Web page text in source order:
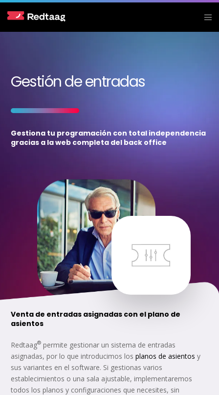
Gestión de entradas
Gestiona tu programación con total independencia
gracias a la web completa del back office
Venta de entradas asignadas con el plano de
asientos
Redtaag® permite gestionar un sistema de entradas
asignadas, por lo que introducimos losplanos de asientos y
sus variantes en el software. Si gestionas varios
establecimientos o una sala ajustable, implementaremos
todos los planos y configuraciones que necesites, sin